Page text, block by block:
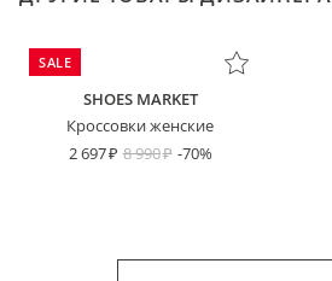
SALE
SHOES MARKET
Кроссовки женские
2 697
8 990 -70%